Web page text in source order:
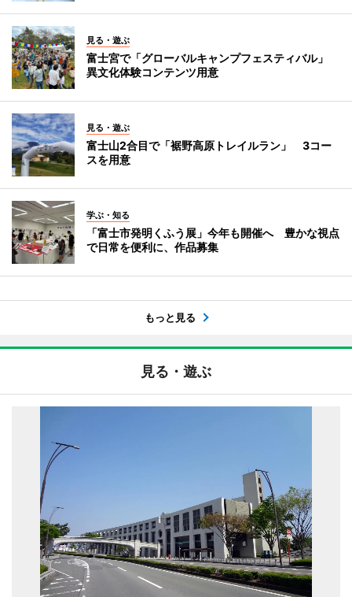
見る・遊ぶ
富士宮で「グローバルキャンプフェスティバル」
異文化体験コンテンツ用意
見る・遊ぶ
富士山2合目で「裾野高原トレイルラン」 3コー
スを用意
学ぶ・知る
「富士市発明くふう展」今年も開催へ 豊かな視点
で日常を便利に、作品募集
もっと見る
見る・遊ぶ